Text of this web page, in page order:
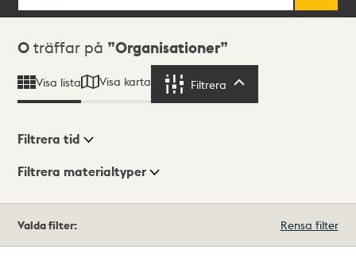
Sökresultat
0 träffar på Organisationer
Visa lista Visa karta Filtrera
Visningsläge
Filtrera tid
Filtrera materialtyper
träffar
Valda filter: Rensa filter